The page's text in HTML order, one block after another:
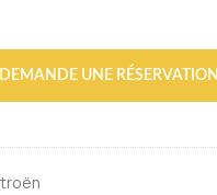
DEMANDE UNE RÉSERVATION